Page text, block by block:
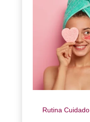
Rutina Cuidado